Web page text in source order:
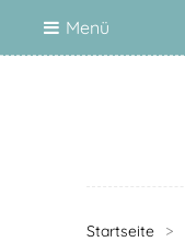
Menü
Startseite >